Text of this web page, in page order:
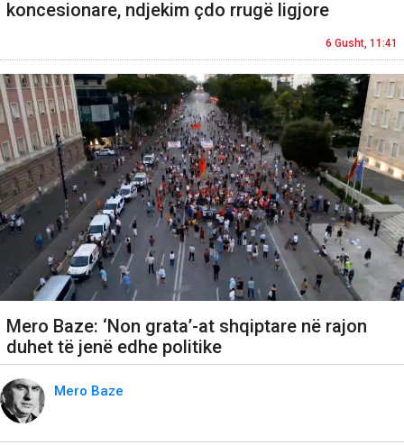
koncesionare, ndjekim çdo rrugë ligjore
6 Gusht, 11:41
Mero Baze: ‘Non grata’-at shqiptare në rajon
duhet të jenë edhe politike
Mero Baze